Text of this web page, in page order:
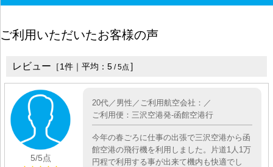
ご利用いただいたお客様の声
レビュー ［1件｜平均： 5 /5点 ］
5/5点
20代／男性／ご利用航空会社：／
ご利用便：三沢空港発-函館空港行
今年の春ごろに仕事の出張で三沢空港から函
館空港の飛行機を利用しました。片道1人1万
円程で利用する事が出来て機内も快適でし